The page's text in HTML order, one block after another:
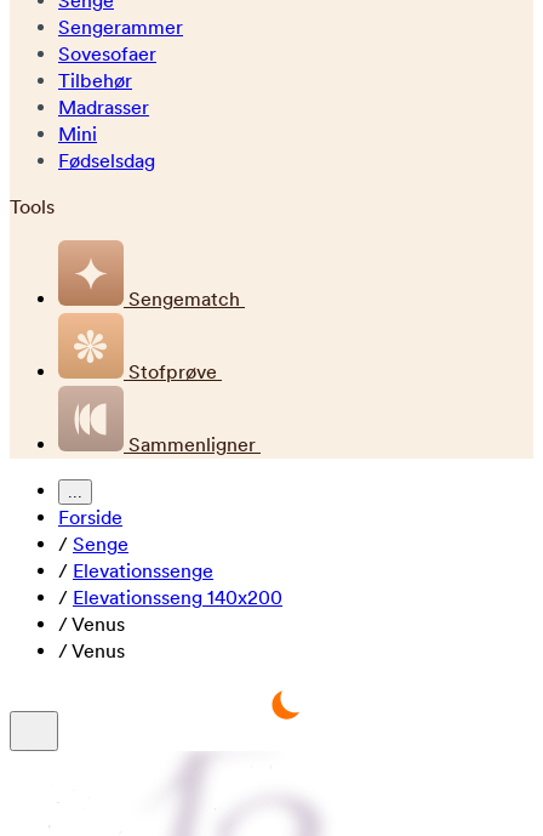
Sengerammer
Sovesofaer
Tilbehør
Madrasser
Mini
Fødselsdag
Tools
Sengematch
Stofprøve
Sammenligner
...
Forside
/ Senge
/ Elevationssenge
/ Elevationsseng 140x200
/Venus
/Venus